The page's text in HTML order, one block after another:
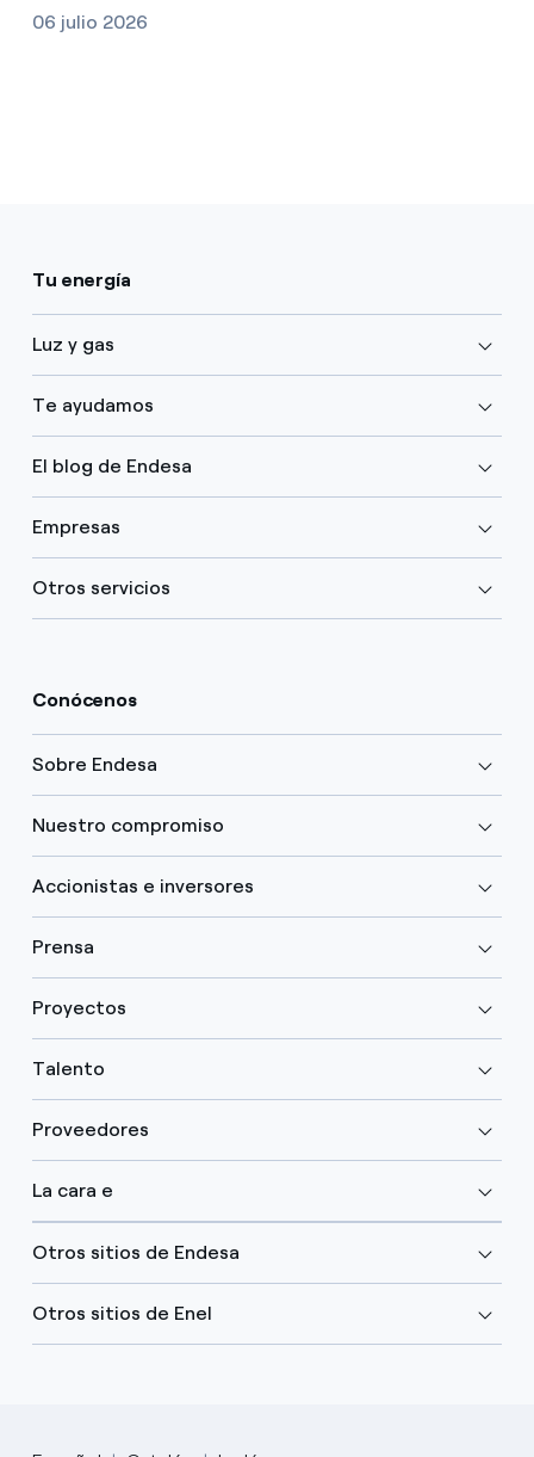
06 julio 2026
Tu energía
Luz y gas
Te ayudamos
El blog de Endesa
Empresas
Otros servicios
Conócenos
Sobre Endesa
Nuestro compromiso
Accionistas e inversores
Prensa
Proyectos
Talento
Proveedores
La cara e
Otros sitios de Endesa
Otros sitios de Enel